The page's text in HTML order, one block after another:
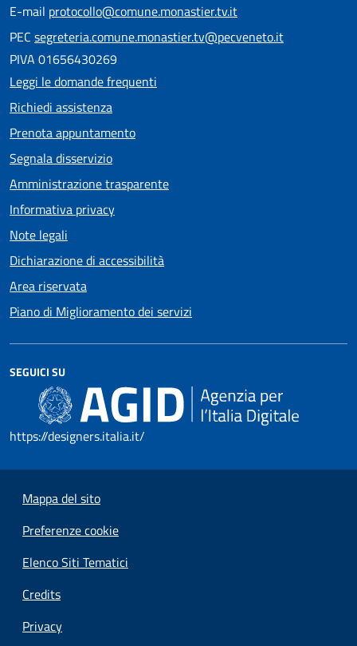
E-mail protocollo@comune.monastier.tv.it
PEC segreteria.comune.monastier.tv@pecveneto.it
PIVA 01656430269
Leggi le domande frequenti
Richiedi assistenza
Prenota appuntamento
Segnala disservizio
Amministrazione trasparente
Informativa privacy
Note legali
Dichiarazione di accessibilità
Area riservata
Piano di Miglioramento dei servizi
SEGUICI SU
https://designers.italia.it/
Mappa del sito
Preferenze cookie
Elenco Siti Tematici
Credits
Privacy